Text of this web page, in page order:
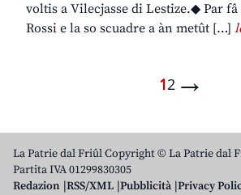
voltis a Vilecjasse di Lestize.◆ Par fâ
Rossi e la so scuadre a àn metût […]
12 →
La Patrie dal Friûl Copyright © La Patrie dal
Partita IVA 01299830305
Redazion RSS/XML Pubblicità Privacy